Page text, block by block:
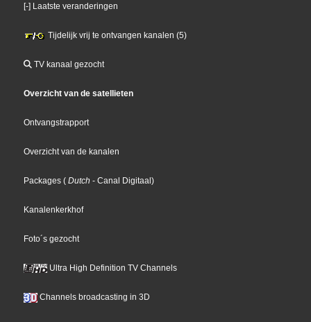
[-] Laatste veranderingen
Tijdelijk vrij te ontvangen kanalen (5)
TV kanaal gezocht
Overzicht van de satellieten
Ontvangstrapport
Overzicht van de kanalen
Packages ( Dutch - Canal Digitaal)
Kanalenkerkhof
Foto´s gezocht
Ultra High Definition TV Channels
Channels broadcasting in 3D